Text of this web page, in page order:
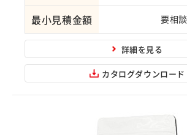
最小見積金額 要相談
詳細を見る
カタログダウンロード